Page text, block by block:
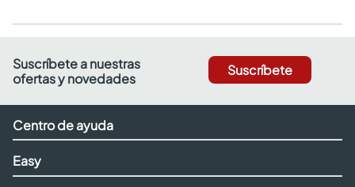
Suscríbete a nuestras
ofertas y novedades
Suscríbete
Centro de ayuda
Easy